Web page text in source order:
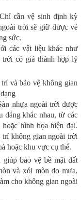
cần vệ sinh định kỳ
trời sẽ giữ được vẻ
sức.
các vật liệu khác như
trời có giá thành hợp lý
và bảo vệ không gian
nhựa ngoài trời được
dáng khác nhau, từ các
hình họa hiện đại.
không gian ngoài trời
hoặc khu vực cụ thể.
bảo vệ bề mặt đất
và xói mòn do mưa,
cho không gian ngoài